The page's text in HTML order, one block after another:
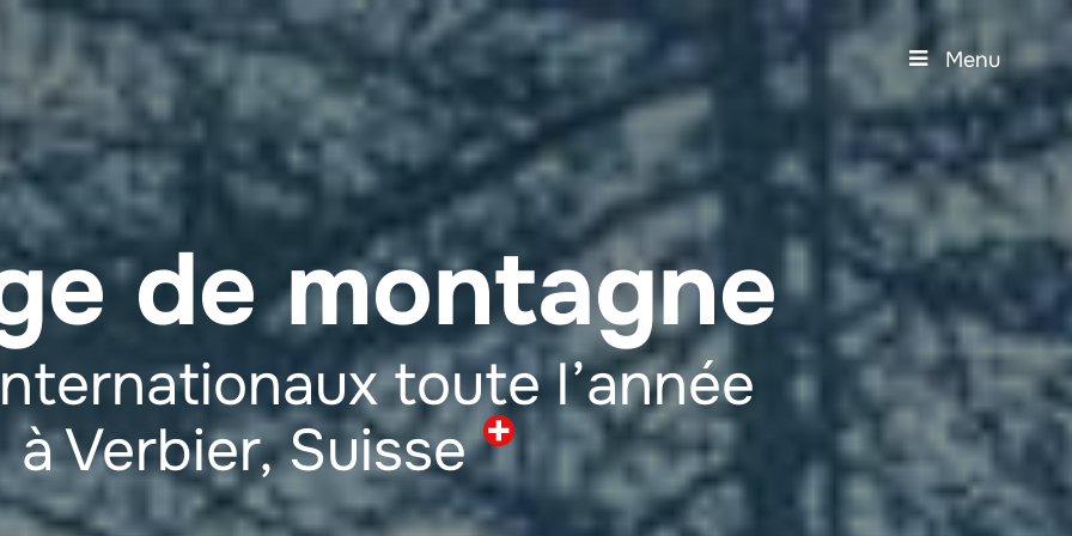
Menu
de montagne
toute l’année
à Verbier,Suisse